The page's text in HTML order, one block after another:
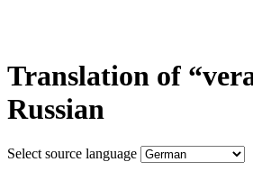
Translation of
Russian
Select source language